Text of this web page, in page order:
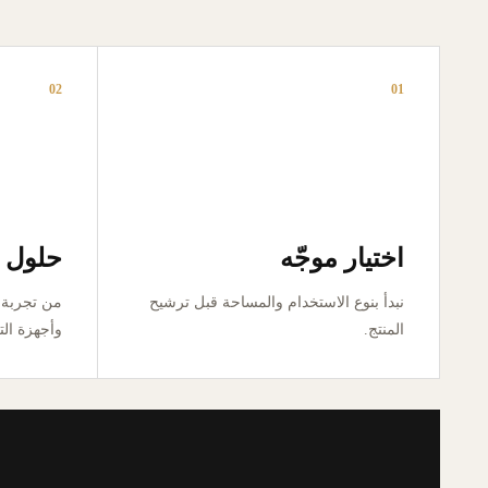
01
اختيار موجّه
نبدأ بنوع الاستخدام والمساحة قبل ترشيح
المنتج.
02
حلول
وأجهزة